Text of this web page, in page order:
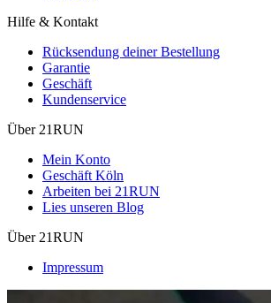
Hilfe & Kontakt
Rücksendung deiner Bestellung
Garantie
Geschäft
Kundenservice
Über 21RUN
Mein Konto
Geschäft Köln
Arbeiten bei 21RUN
Lies unseren Blog
Über 21RUN
Impressum